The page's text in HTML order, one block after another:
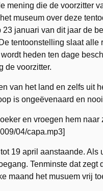
mening die de voorzitter
museum over deze
januari van dit jaar de
tentoonstelling slaat
heden ten dage
de voorzitter.
van het land en zelfs uit
is ongeëvenaard en
en vroegen hem
04/capa.mp3]
19 april aanstaande.
Tenminste dat
maand het musuem vrij